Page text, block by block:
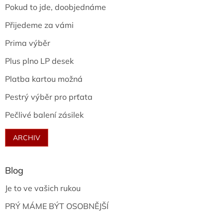
Pokud to jde, doobjednáme
Přijedeme za vámi
Prima výběr
Plus plno LP desek
Platba kartou možná
Pestrý výběr pro prťata
Pečlivé balení zásilek
ARCHIV
Blog
Je to ve vašich rukou
PRÝ MÁME BÝT OSOBNĚJŠÍ